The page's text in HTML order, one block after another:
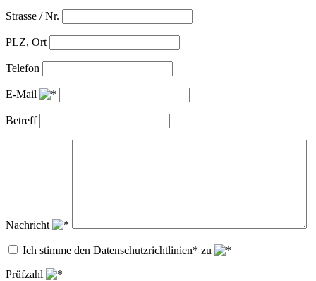
Strasse / Nr.
PLZ, Ort
Telefon
E-Mail
Betreff
Nachricht
Ich stimme den Datenschutzrichtlinien* zu
Prüfzahl